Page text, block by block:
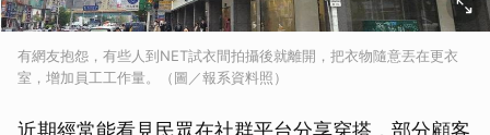
有網友抱怨，有些人到NET試衣間拍攝後就離開，把衣物隨意丟在更衣
室，增加員工工作量。（圖／報系資料照）
近期經常能看見民眾在社群平台分享穿搭，部分顧客